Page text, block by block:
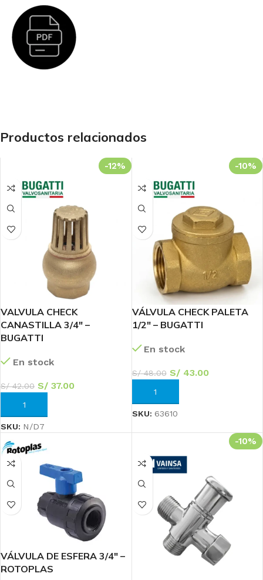
Productos relacionados
-12%
VALVULA CHECK
CANASTILLA 3/4″ –
BUGATTI
En stock
S/42.00 S/ 37.00
AÑADIR AL CARRITO
SKU: N/D7
-10%
VÁLVULA CHECK PALETA
1/2″ – BUGATTI
En stock
S/48.00 S/43.00
AÑADIR AL CARRITO
SKU: 63610
VÁLVULA DE ESFERA 3/4″ –
ROTOPLAS
-10%